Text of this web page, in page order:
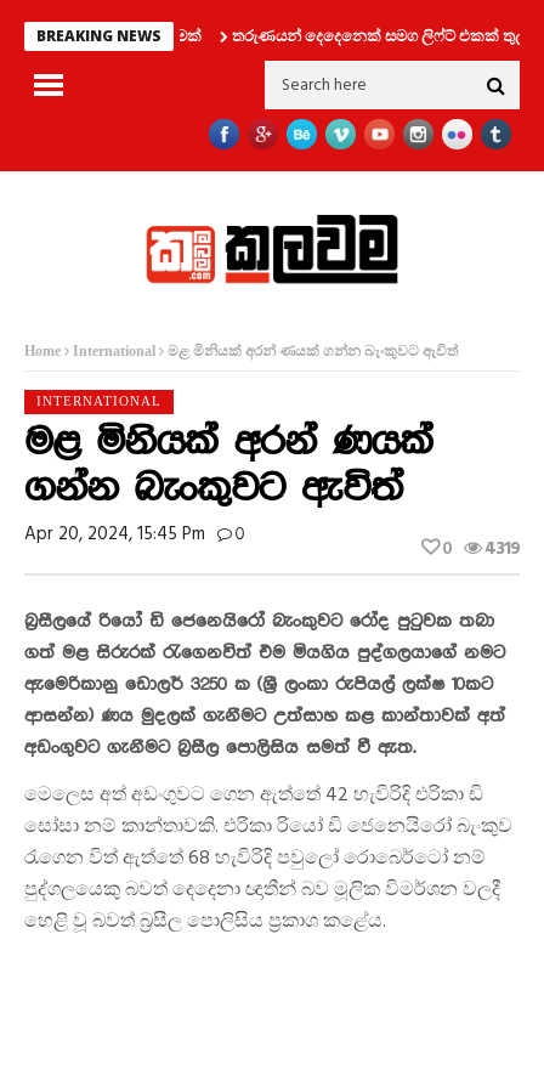
BREAKING NEWS
විශේෂ දැනුම්දීමක් තරුණයන් දෙදෙනෙක් සමග ලිෆ්ට් එකක් තුල සිර
Home International මළ මිනියක් අරන් ණයක් ගන්න බැංකුවට ඇවිත්
INTERNATIONAL
මළ මිනියක් අරන් ණයක්
ගන්න බැංකුවට ඇවිත්
Apr 20, 2024, 15:45 Pm 0 4319
0
බ්‍රසීලයේ රියෝ ඩි ජෙනෙයිරෝ බැංකුවට රෝද පුටුවක තබා
ගත් මළ සිරුරක් රැගෙනවිත් එම මියගිය පුද්ගලයාගේ නමට
ඇමෙරිකානු ඩොලර් 3250 ක (ශ්‍රී ලංකා රුපියල් ලක්ෂ 10කට
ආසන්න) ණය මුදලක් ගැනීමට උත්සාහ කළ කාන්තාවක් අත්
අඩංගුවට ගැනීමට බ්‍රසීල පොලිසිය සමත් වී ඇත.
මෙලෙස අත් අඩංගුවට ගෙන ඇත්තේ 42 හැවිරිදි එරිකා ඩි
සෝසා නම් කාන්තාවකි. එරිකා රියෝ ඩි ජෙනෙයිරෝ බැංකුව
රැගෙන විත් ඇත්තේ 68 හැවිරිදි පවුලෝ රොබෙර්ටෝ නම්
පුද්ගලයෙකු බවත් දෙදෙනා ඥාතීන් බව මූලික විමර්ශන වලදී
හෙළි වූ බවත් බ්‍රසීල පොලිසිය ප්‍රකාශ කළේය.